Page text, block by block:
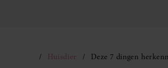
Huisdier Deze 7 dingen